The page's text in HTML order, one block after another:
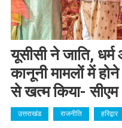
यूसीसी ने जाति,
कानूनी मामलों में
से खत्म किया- सीएम
उत्तराखंड राजनीति हरिद्वार